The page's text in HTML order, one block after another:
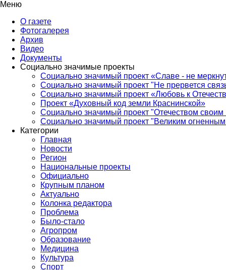
Меню
О газете
Фотогалерея
Архив
Видео
Документы
Социально значимые проекты
Социально значимый проект «Славе - не
Социально значимый проект "Не прервется
Социально значимый проект «Любовь к
Проект «Духовный код земли Краснинской»
Социально значимый проект "Отечеством своим
Социально значимый проект "Великим
Категории
Главная
Новости
Регион
Национальные проекты
Официально
Крупным планом
Актуально
Колонка редактора
Проблема
Было-стало
Агропром
Образование
Медицина
Культура
Спорт